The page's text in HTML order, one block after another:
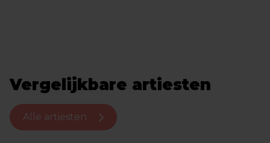
Vergelijkbare artiesten
Alle artiesten